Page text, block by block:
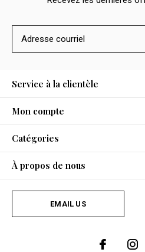
Service à la clientèle
Mon compte
Catégories
À propos de nous
EMAIL US